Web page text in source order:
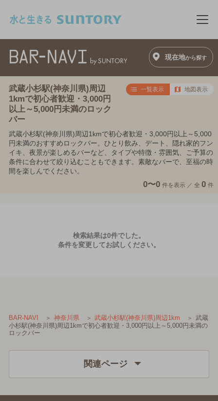
メ
現在地から探す
武蔵小杉駅(神奈川県)周辺
1kmで初心者歓迎・3,000円
以上～5,000円未満のロック
バー
一覧表示 地図表示
武蔵小杉駅(神奈川県)周辺1kmで初心者歓迎・3,000円以上～5,000
円未満のおすすめロックバー。ひとり飲み、デート、隠れ家的フン
イキ、夜景が楽しめるバーなど、タイプや特徴・雰囲気、ご予算の
条件に合わせて絞り込むこともできます。素敵なバーで、至福の時
間を楽しんでください。
0〜0 件を表示 ／ 全 0 件
検索結果は0件でした。
条件を変更してお試しください。
BAR-NAVI 神奈川県 武蔵小杉駅(神奈川県)周辺1km
武蔵
小杉駅(神奈川県)周辺1kmで初心者歓迎・3,000円以上～5,000円未満の
ロックバー
関連ページ